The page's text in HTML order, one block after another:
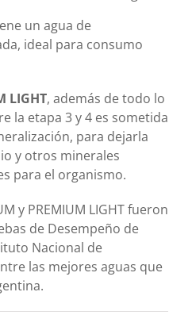
un agua de
ideal para consumo
LIGHT, además de todo lo
la etapa 3 y 4 es sometida
para dejarla
y otros minerales
para el organismo.
y PREMIUM LIGHT fueron
de Desempeño de
Nacional de
las mejores aguas que